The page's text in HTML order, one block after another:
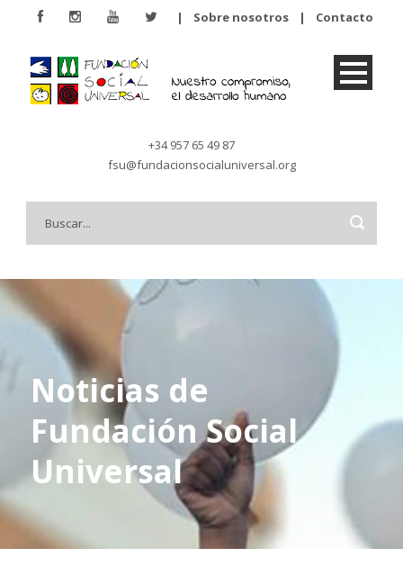
| Sobre nosotros | Contacto
+34 957 65 49 87
fsu@fundacionsocialuniversal.org
Noticias de
Fundación Social
Universal